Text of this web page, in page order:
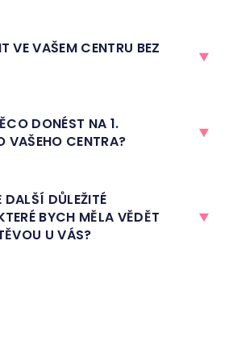
VE VAŠEM CENTRU BEZ
DONÉST NA 1.
VAŠEHO CENTRA?
DŮLEŽITÉ
BYCH MĚLA VĚDĚT
U VÁS?